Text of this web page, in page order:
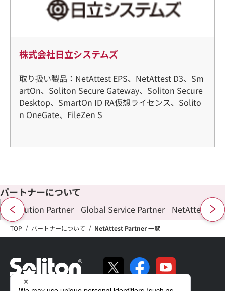
株式会社日立システムズ
取り扱い製品：NetAttest EPS、NetAttest D3、Sm
artOn、Soliton Secure Gateway、Soliton Secure
Desktop、SmartOn ID RA仮想ライセンス、Solito
n OneGate、FileZen S
パートナーについて
Distribution Partner Global Service Partner NetAttest
TOP パートナーについて NetAttest Partner 一覧